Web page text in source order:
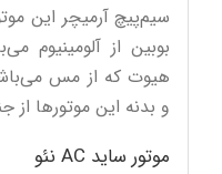
سیم‌پیچ آرمیچر این
بوبین از آلومینیوم
هیوت که از مس
و بدنه این موتورها
موتور ساید AC نئو